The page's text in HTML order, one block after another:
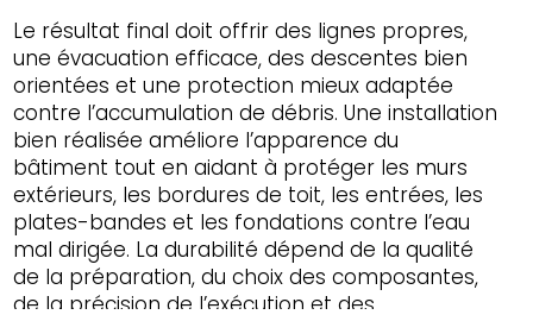
Le résultat final doit offrir des lignes propres,
une évacuation efficace, des descentes bien
orientées et une protection mieux adaptée
contre l’accumulation de débris. Une installation
bien réalisée améliore l’apparence du
bâtiment tout en aidant à protéger les murs
extérieurs, les bordures de toit, les entrées, les
plates-bandes et les fondations contre l’eau
mal dirigée. La durabilité dépend de la qualité
de la préparation, du choix des composantes,
de la précision de l’exécution et des